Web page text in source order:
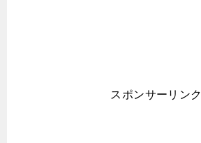
スポンサーリンク